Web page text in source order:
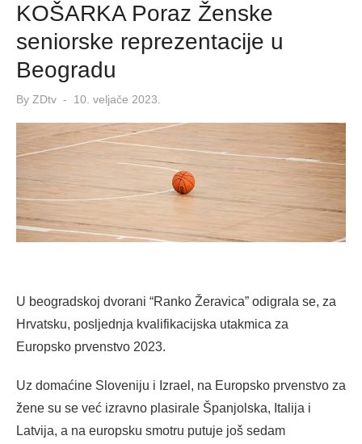
KOŠARKA Poraz Ženske
seniorske reprezentacije u
Beogradu
By ZDtv
Posted
10. veljače 2023.
U beogradskoj dvorani “Ranko Žeravica” odigrala se, za
Hrvatsku, posljednja kvalifikacijska utakmica za
Europsko prvenstvo 2023.
Uz domaćine Sloveniju i Izrael, na Europsko prvenstvo za
žene su se već izravno plasirale Španjolska, Italija i
Latvija, a na europsku smotru putuje još sedam